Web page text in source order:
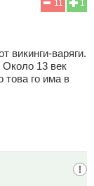
1
11
викинги-варяги.
Около 13 век
това го има в